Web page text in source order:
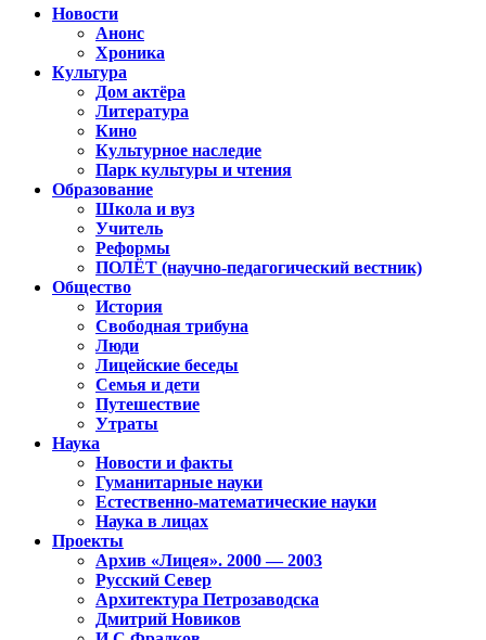
Новости
Анонс
Хроника
Культура
Дом актёра
Литература
Кино
Культурное наследие
Парк культуры и чтения
Образование
Школа и вуз
Учитель
Реформы
ПОЛЁТ (научно-педагогический вестник)
Общество
История
Свободная трибуна
Люди
Лицейские беседы
Семья и дети
Путешествие
Утраты
Наука
Новости и факты
Гуманитарные науки
Естественно-математические науки
Наука в лицах
Проекты
Архив «Лицея». 2000 — 2003
Русский Север
Архитектура Петрозаводска
Дмитрий Новиков